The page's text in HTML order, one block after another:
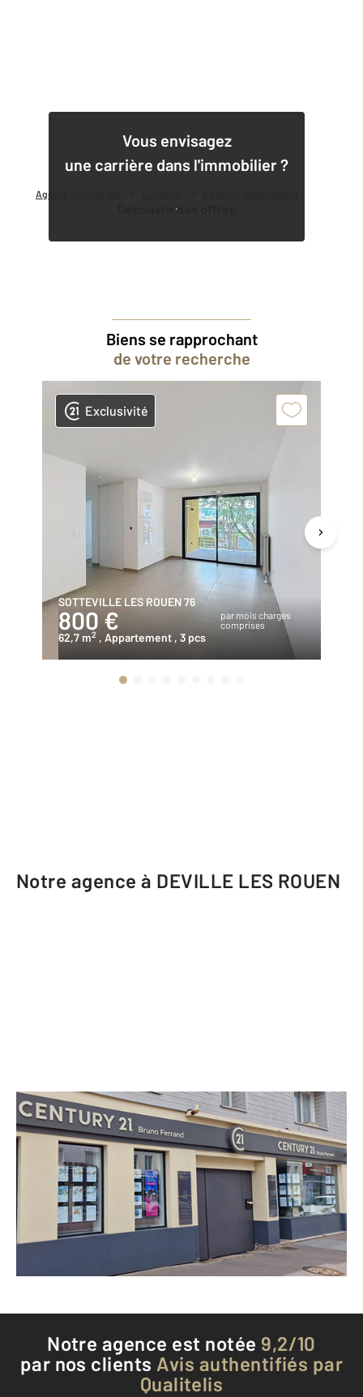
Agence immobilière
Vous envisagez
une carrière dans l'immobilier ?
Découvrir nos offres
1
Biens se rapprochant
de votre recherche
Exclusivité
SOTTEVILLE LES ROUEN 76
800 €
par mois charges
comprises
62,7 m2 , Appartement , 3 pcs
Notre agence à DEVILLE LES ROUEN
CENTURY 21 Bruno Ferrand
219 route de Dieppe
DEVILLE LES ROUEN - 76250
Envoyer un message
Téléphoner à l'agence
Notre agence est notée 9,2/10
par nos clients Avis authentifiés par
Qualitelis